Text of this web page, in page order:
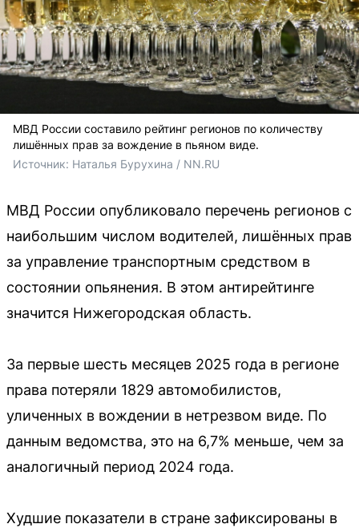
МВД России составило рейтинг регионов по количеству
лишённых прав за вождение в пьяном виде.
Источник: Наталья Бурухина / NN.RU
МВД России опубликовало перечень регионов с
наибольшим числом водителей, лишённых прав
за управление транспортным средством в
состоянии опьянения. В этом антирейтинге
значится Нижегородская область.
За первые шесть месяцев 2025 года в регионе
права потеряли 1829 автомобилистов,
уличенных в вождении в нетрезвом виде. По
данным ведомства, это на 6,7% меньше, чем за
аналогичный период 2024 года.
Худшие показатели в стране зафиксированы в